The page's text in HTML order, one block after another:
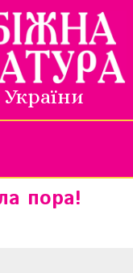
пора!